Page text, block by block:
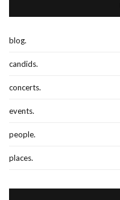
blog.
candids.
concerts.
events.
people.
places.